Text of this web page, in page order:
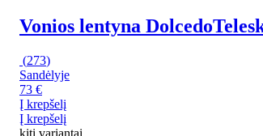
Vonios lentyna Dolcedo
(273)
Sandėlyje
73 €
Į krepšelį
Į krepšelį